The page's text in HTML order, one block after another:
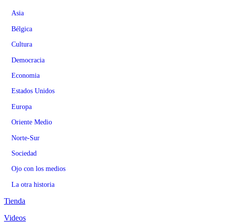
Asia
Bélgica
Cultura
Democracia
Economia
Estados Unidos
Europa
Oriente Medio
Norte-Sur
Sociedad
Ojo con los medios
La otra historia
Tienda
Videos